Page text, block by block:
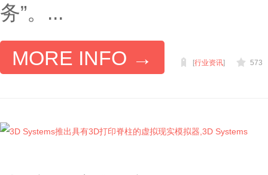
务”。...
MORE INFO →
[行业资讯] 573